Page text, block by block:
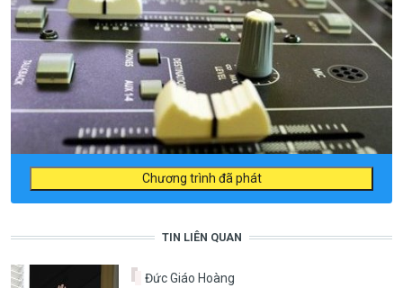
Chương trình đã phát
TIN LIÊN QUAN
Đức Giáo Hoàng